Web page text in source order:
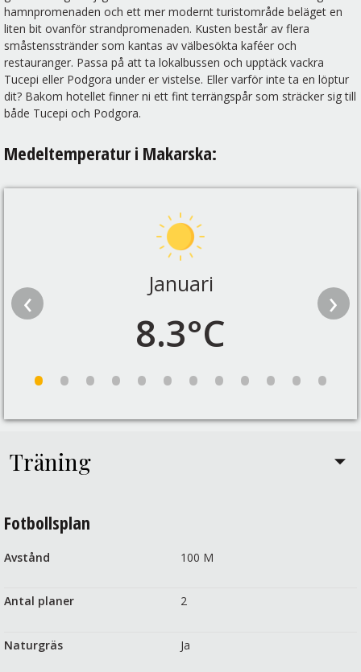
hamnpromenaden och ett mer modernt turistområde beläget en
liten bit ovanför strandpromenaden. Kusten består av flera
småstensstränder som kantas av välbesökta kaféer och
restauranger. Passa på att ta lokalbussen och upptäck vackra
Tucepi eller Podgora under er vistelse. Eller varför inte ta en löptur
dit? Bakom hotellet finner ni ett fint terrängspår som sträcker sig till
både Tucepi och Podgora.
Medeltemperatur i Makarska:
Januari
8.3°C
‹ ›
• • • • • • • • • • • •
Träning
Fotbollsplan
Avstånd 100 M
Antal planer 2
Naturgräs Ja